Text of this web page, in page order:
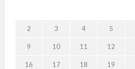
2 3 4 5
9 10 11 12
16 17 18 19